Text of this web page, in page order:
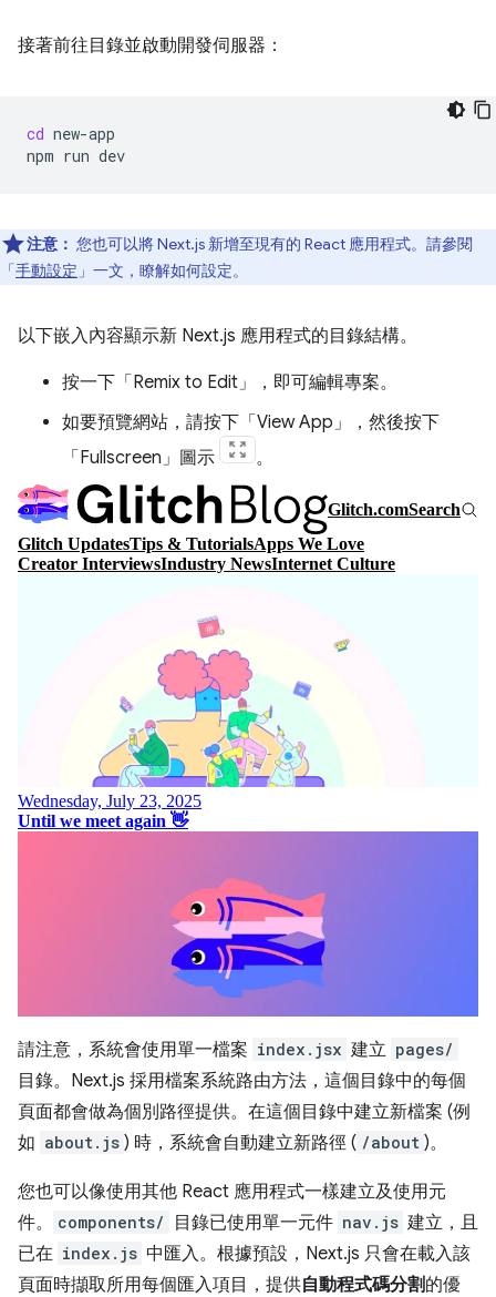
接著前往目錄並啟動開發伺服器：
cd new-app
npm run
注意： 您也可以將 Next.js 新增至現有的 React 應用程式。請參閱
「手動設定 」一文，瞭解如何設定。
以下嵌入內容顯示新 Next.js 應用程式的目錄結構。
按一下「Remix to Edit」
，即可編輯專案。
如要預覽網站，請按下「View App」
，然後按下
「Fullscreen」 圖示 。
請注意，系統會使用單一檔案 index.jsx 建立 pages/
目錄。Next.js 採用檔案系統路由方法，這個目錄中的每個
頁面都會做為個別路徑提供。在這個目錄中建立新檔案 (例
如 about.js ) 時，系統會自動建立新路徑 ( /about )。
您也可以像使用其他 React 應用程式一樣建立及使用元
件。
components/ 目錄已使用單一元件 nav.js 建立，且
已在 index.js 中匯入。根據預設，Next.js 只會在載入該
頁面時擷取所用每個匯入項目，提供自動程式碼分割的優